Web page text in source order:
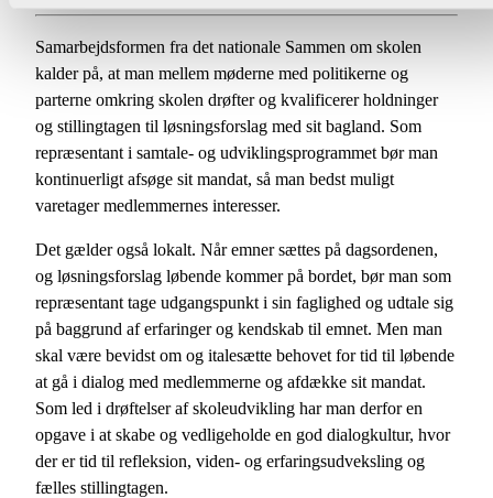
Samarbejdsformen fra det nationale Sammen om skolen
kalder på, at man mellem møderne med politikerne og
parterne omkring skolen drøfter og kvalificerer holdninger
og stillingtagen til løsningsforslag med sit bagland. Som
repræsentant i samtale- og udviklingsprogrammet bør man
kontinuerligt afsøge sit mandat, så man bedst muligt
varetager medlemmernes interesser.
Det gælder også lokalt. Når emner sættes på dagsordenen,
og løsningsforslag løbende kommer på bordet, bør man som
repræsentant tage udgangspunkt i sin faglighed og udtale sig
på baggrund af erfaringer og kendskab til emnet. Men man
skal være bevidst om og italesætte behovet for tid til løbende
at gå i dialog med medlemmerne og afdække sit mandat.
Som led i drøftelser af skoleudvikling har man derfor en
opgave i at skabe og vedligeholde en god dialogkultur, hvor
der er tid til refleksion, viden- og erfaringsudveksling og
fælles stillingtagen.